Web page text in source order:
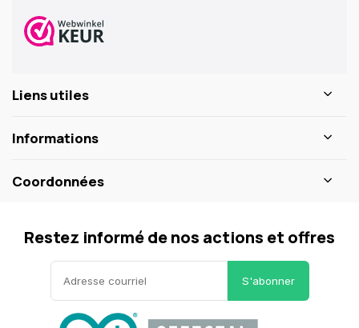
Liens utiles
Informations
Coordonnées
Restez informé de nos actions et offres
S'abonner